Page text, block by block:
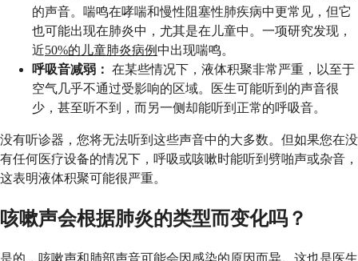
的声音。喘鸣在哮喘和慢性阻塞性肺疾病中更常见，但它
也可能出现在肺炎中，尤其是在儿童中。一项研究发现，
近50%的儿童肺炎病例中出现喘鸣。
呼吸音减弱： 在某些情况下，液体积聚非常严重，以至于
空气几乎不通过受影响的区域。医生可能听到的声音很
少，甚至听不到，而另一侧却能听到正常的呼吸音。
没有听诊器，您将无法听到这些声音中的大多数。但如果您在没
有任何医疗设备的情况下，呼吸或咳嗽时能听到劈啪声或杂音，
这表明液体积聚可能很严重。
咳嗽声会根据肺炎的类型而变化吗？
是的，咳嗽声和肺部声音可能会因感染的原因而异。这也是医生